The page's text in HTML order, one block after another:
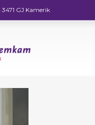
3471 GJ Kamerik